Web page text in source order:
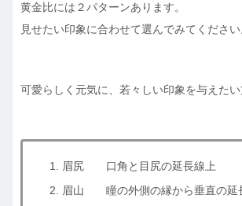
黄金比には２パターンあります。
見せたい印象に合わせて選んでみてください
可愛らしく元気に、若々しい印象を与えたい
眉尻 口角と目尻の延長線上
眉山 瞳の外側の縁から垂直の延